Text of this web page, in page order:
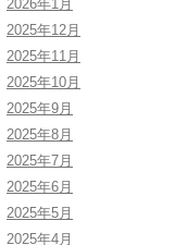
2026年1月
2025年12月
2025年11月
2025年10月
2025年9月
2025年8月
2025年7月
2025年6月
2025年5月
2025年4月